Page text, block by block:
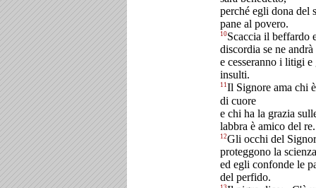
perché egli dona del
pane al povero.
10Scaccia il beffardo
discordia se ne andrà
e cesseranno i litigi e
insulti.
11Il Signore ama chi
di cuore
e chi ha la grazia
labbra è amico del re.
12Gli occhi del
proteggono la scienza
ed egli confonde le
del perfido.